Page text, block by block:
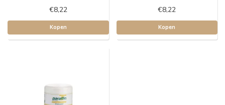
€8,22
Kopen
€8,22
Kopen